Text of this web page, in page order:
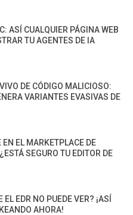
ASÍ CUALQUIER PÁGINA WEB
TU AGENTES DE IA
DE CÓDIGO MALICIOSO:
VARIANTES EVASIVAS DE
EL MARKETPLACE DE
SEGURO TU EDITOR DE
EL EDR NO PUEDE VER? ¡ASÍ
AHORA!